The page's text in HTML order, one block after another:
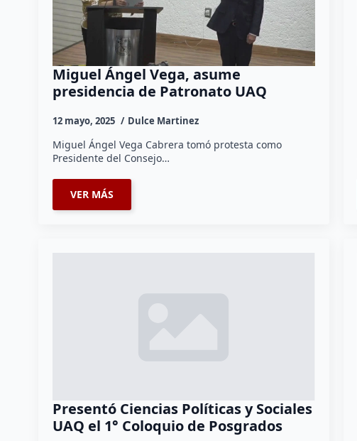
Miguel Ángel Vega, asume
presidencia de Patronato UAQ
12 mayo, 2025 Dulce Martinez
Miguel Ángel Vega Cabrera tomó protesta como
Presidente del Consejo…
VER MÁS
Presentó Ciencias Políticas y Sociales
UAQ el 1° Coloquio de Posgrados